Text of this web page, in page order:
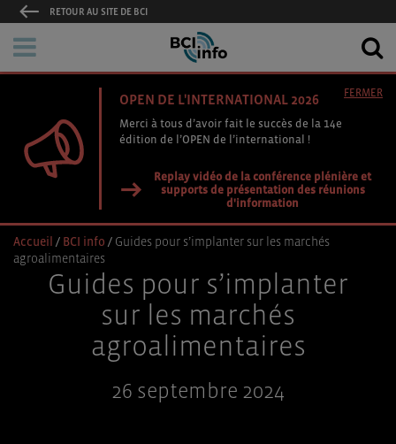
RETOUR AU SITE DE BCI
OPEN DE L'INTERNATIONAL 2026
Merci à tous d’avoir fait le succès de la 14e
édition de l’OPEN de l’international !
Replay vidéo de la conférence plénière et
supports de présentation des réunions
d'information
FERMER
Accueil / BCI info / Guides pour s’implanter sur les marchés
agroalimentaires
Guides pour s’implanter
sur les marchés
agroalimentaires
26 septembre 2024